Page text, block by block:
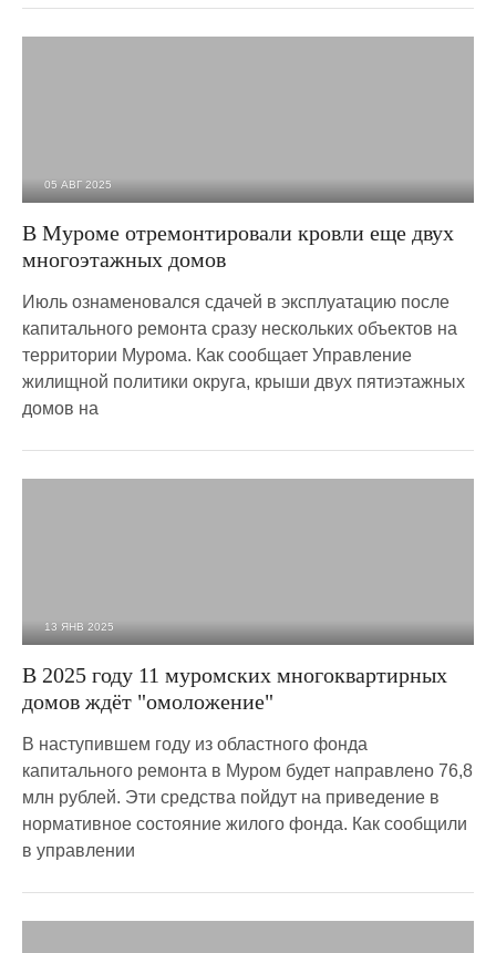
05 АВГ 2025
В Муроме отремонтировали кровли еще двух
многоэтажных домов
Июль ознаменовался сдачей в эксплуатацию после
капитального ремонта сразу нескольких объектов на
территории Мурома. Как сообщает Управление
жилищной политики округа, крыши двух пятиэтажных
домов на
13 ЯНВ 2025
В 2025 году 11 муромских многоквартирных
домов ждёт "омоложение"
В наступившем году из областного фонда
капитального ремонта в Муром будет направлено 76,8
млн рублей. Эти средства пойдут на приведение в
нормативное состояние жилого фонда. Как сообщили
в управлении